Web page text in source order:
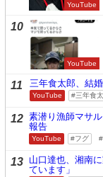
YouTube
10
YouTube
11 三年食太郎、結
YouTube 三年食
12 素潜り漁師マサ
報告
YouTube フグ
13 山口達也、湘南
ています」